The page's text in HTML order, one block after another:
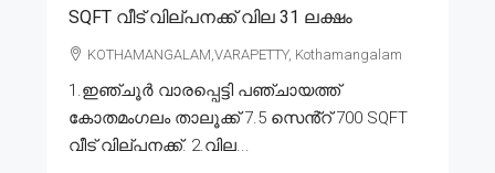
SQFT വീട് വില്പനക്ക് വില 31 ലക്ഷം
KOTHAMANGALAM,VARAPETTY, Kothamangalam
1.ഇഞ്ചൂർ വാരപ്പെട്ടി പഞ്ചായത്ത്
കോതമംഗലം താലൂക്ക് 7.5 സെൻ്റ് 700 SQFT
വീട് വില്പനക്ക്. 2.വില...